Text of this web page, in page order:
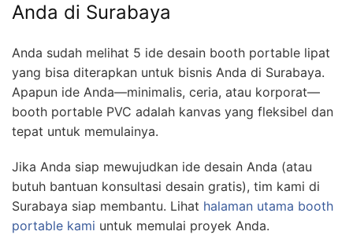
Anda di Surabaya
Anda sudah melihat 5 ide desain booth portable lipat
yang bisa diterapkan untuk bisnis Anda di Surabaya.
Apapun ide Anda—minimalis, ceria, atau korporat—
booth portable PVC adalah kanvas yang fleksibel dan
tepat untuk memulainya.
Jika Anda siap mewujudkan ide desain Anda (atau
butuh bantuan konsultasi desain gratis), tim kami di
Surabaya siap membantu. Lihat halaman utama booth
portable kami untuk memulai proyek Anda.